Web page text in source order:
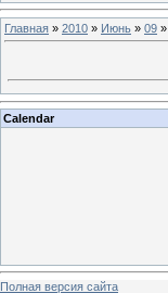
Главная » 2010 » Июнь » 09 »
Calendar
Полная версия сайта